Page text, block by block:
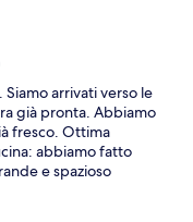
arrivati verso le
già pronta. Abbiamo
fresco. Ottima
abbiamo fatto
e spazioso
Un po' rumoroso la
genitore un po'